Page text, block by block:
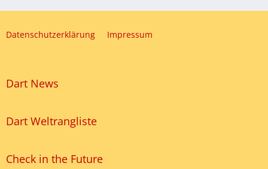
Datenschutzerklärung Impressum
Dart News
Dart Weltrangliste
Check in the Future